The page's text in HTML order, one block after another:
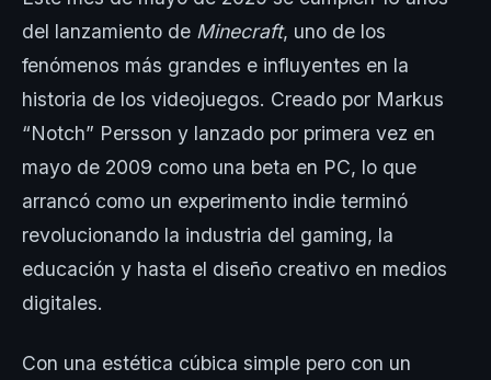
del lanzamiento de Minecraft, uno de los
fenómenos más grandes e influyentes en la
historia de los videojuegos. Creado por Markus
“Notch” Persson y lanzado por primera vez en
mayo de 2009 como una beta en PC, lo que
arrancó como un experimento indie terminó
revolucionando la industria del gaming, la
educación y hasta el diseño creativo en medios
digitales.
Con una estética cúbica simple pero con un